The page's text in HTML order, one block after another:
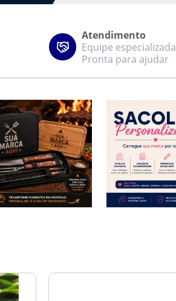
Atendimento
Equipe especializada
Pronta para ajudar